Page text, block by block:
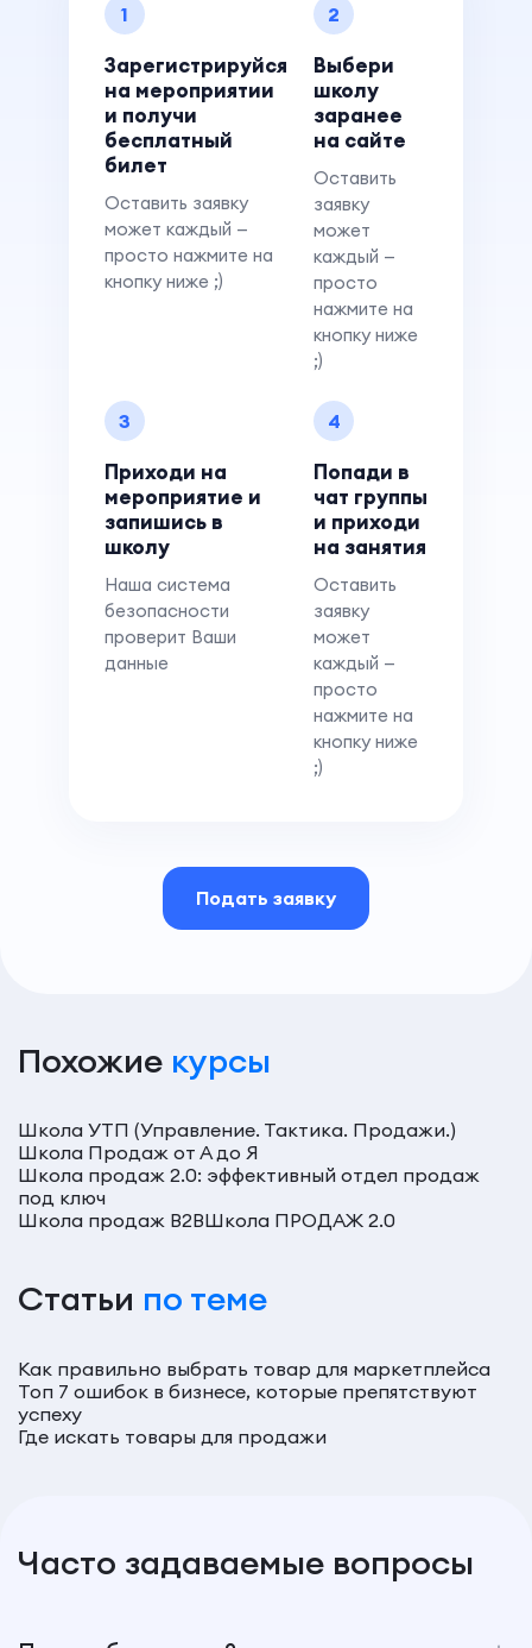
1
Зарегистрируйся
на мероприятии
и получи
бесплатный
билет
Оставить заявку
может каждый —
просто нажмите на
кнопку ниже ;)
2
Выбери
школу
заранее
на сайте
Оставить
заявку
может
каждый —
просто
нажмите на
кнопку ниже
;)
3
Приходи на
мероприятие и
запишись в
школу
Наша система
безопасности
проверит Ваши
данные
4
Попади в
чат группы
и приходи
на занятия
Оставить
заявку
может
каждый —
просто
нажмите на
кнопку ниже
;)
Подать заявку
Похожие курсы
Школа УТП (Управление. Тактика. Продажи.)
Школа Продаж от А до Я
Школа продаж 2.0: эффективный отдел продаж
под ключ
Школа продаж В2ВШкола ПРОДАЖ 2.0
Статьи по теме
Как правильно выбрать товар для маркетплейса
Топ 7 ошибок в бизнесе, которые препятствуют
успеху
Где искать товары для продажи
Часто задаваемые вопросы